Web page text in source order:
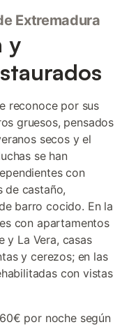
Extremadura
y
reconoce por sus
gruesos, pensados
secos y el
se han
con
de castaño,
barro cocido. En la
con apartamentos
y La Vera, casas
y cerezos; en las
con vistas
por noche según